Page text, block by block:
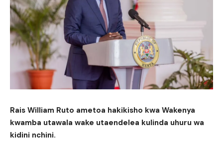
Rais William Ruto ametoa hakikisho kwa Wakenya
kwamba utawala wake utaendelea kulinda uhuru wa
kidini nchini.